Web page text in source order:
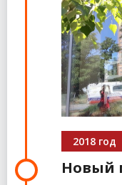
2018 год
Новый